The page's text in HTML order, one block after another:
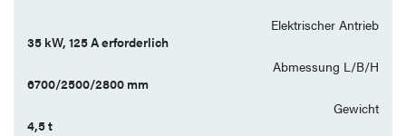
Elektrischer Antrieb
35 kW, 125 A erforderlich
Abmessung L/B/H
6700/2500/2800 mm
Gewicht
4,5 t